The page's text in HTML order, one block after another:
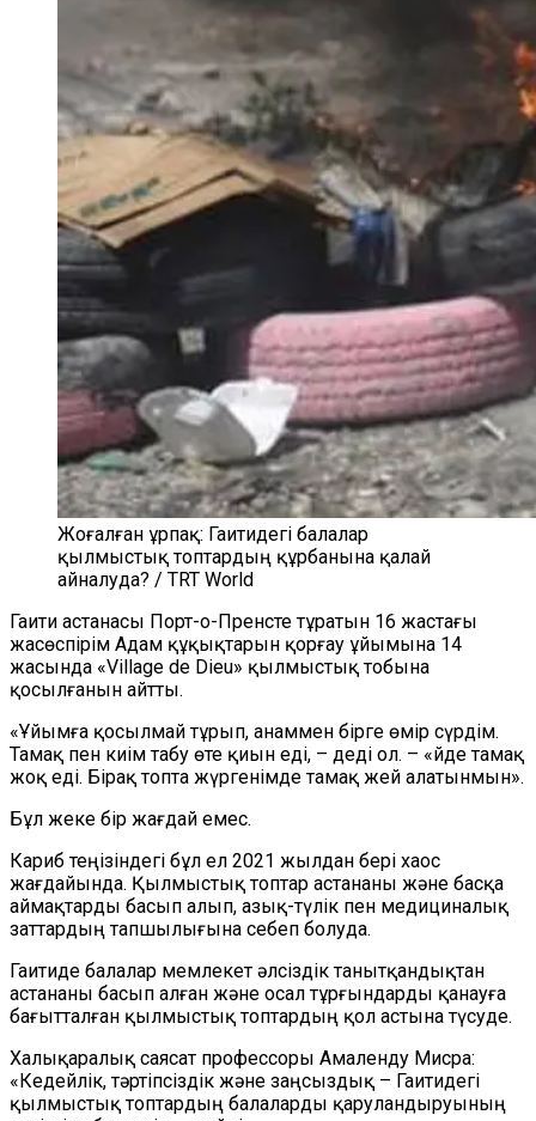
Жоғалған ұрпақ: Гаитидегі балалар
қылмыстық топтардың құрбанына қалай
айналуда? / TRT World
Гаити астанасы Порт-о-Пренсте тұратын 16 жастағы
жасөспірім Адам құқықтарын қорғау ұйымына 14
жасында «Village de Dieu» қылмыстық тобына
қосылғанын айтты.
«Ұйымға қосылмай тұрып, анаммен бірге өмір сүрдім.
Тамақ пен киім табу өте қиын еді, – деді ол. – «Үйде тамақ
жоқ еді. Бірақ топта жүргенімде тамақ жей алатынмын».
Бұл жеке бір жағдай емес.
Кариб теңізіндегі бұл ел 2021 жылдан бері хаос
жағдайында. Қылмыстық топтар астананы және басқа
аймақтарды басып алып, азық-түлік пен медициналық
заттардың тапшылығына себеп болуда.
Гаитиде балалар мемлекет әлсіздік танытқандықтан
астананы басып алған және осал тұрғындарды қанауға
бағытталған қылмыстық топтардың қол астына түсуде.
Халықаралық саясат профессоры Амаленду Мисра:
«Кедейлік, тәртіпсіздік және заңсыздық – Гаитидегі
қылмыстық топтардың балаларды қаруландыруының